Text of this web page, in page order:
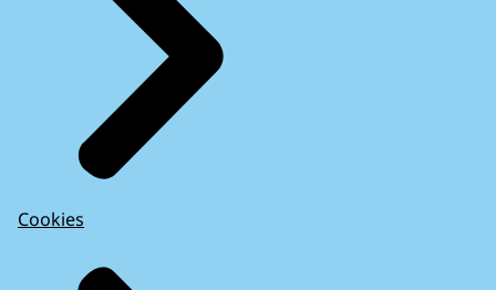
Cookies